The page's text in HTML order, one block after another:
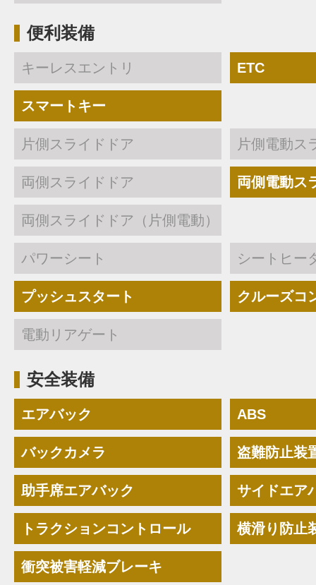
便利装備
キーレスエントリ ETC
スマートキー
片側スライドドア 片側電動ス
両側スライドドア 両側電動ス
両側スライドドア（片側電動）
パワーシート シートヒー
プッシュスタート クルーズコ
電動リアゲート
安全装備
エアバック ABS
バックカメラ 盗難防止装
助手席エアバック サイドエア
トラクションコントロール 横滑り防止
衝突被害軽減ブレーキ